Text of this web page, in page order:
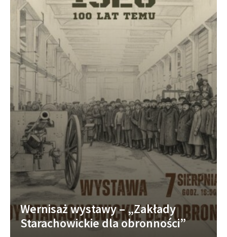
Wernisaż wystawy – „Zakłady
Starachowickie dla obronności”